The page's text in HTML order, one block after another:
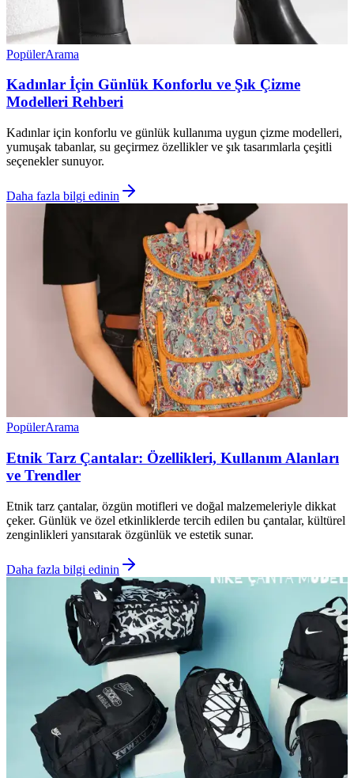
PopülerArama
Kadınlar İçin Günlük Konforlu ve Şık Çizme
Modelleri Rehberi
Kadınlar için konforlu ve günlük kullanıma uygun çizme modelleri,
yumuşak tabanlar, su geçirmez özellikler ve şık tasarımlarla çeşitli
seçenekler sunuyor.
Daha fazla bilgi edinin
PopülerArama
Etnik Tarz Çantalar: Özellikleri, Kullanım Alanları
ve Trendler
Etnik tarz çantalar, özgün motifleri ve doğal malzemeleriyle dikkat
çeker. Günlük ve özel etkinliklerde tercih edilen bu çantalar, kültürel
zenginlikleri yansıtarak özgünlük ve estetik sunar.
Daha fazla bilgi edinin